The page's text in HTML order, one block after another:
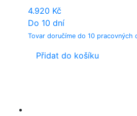
4.920 Kč
Do 10 dní
Tovar doručíme do 10 pracovných
Přidat do košíku